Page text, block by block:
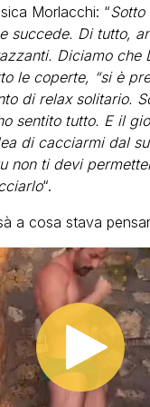
Morlacchi: “Sotto
succede. Di tutto,
Diciamo che
le coperte, “si è
di relax solitario.
sentito tutto. E il
di cacciarmi dal
non ti devi
“.
a cosa stava